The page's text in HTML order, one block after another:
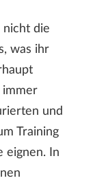
nicht die
was ihr
immer
und
Training
eignen. In